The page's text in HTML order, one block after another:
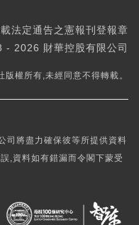
法定通告之憲報刊登報章
2026 財華控股有限公司
版權所有,未經同意不得轉載。
司將盡力確保彼等所提供資料
,資料如有錯漏而令閣下蒙受